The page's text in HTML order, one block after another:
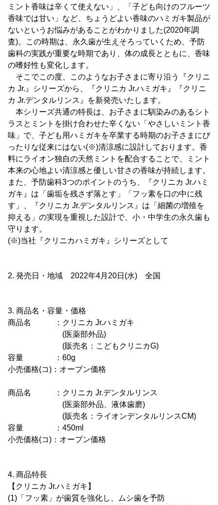
ミント香味は辛くて使えない」、「子ども向けのフルーツ
香味では甘い」など、ちょうどよい香味のハミガキ製品が
ないというお悩みがあることがわかりました(2020年調
査)。この時期は、永久歯が生えそろっていくため、予防
歯科の実践が重要な時期であり、体の成長とともに、香味
の嗜好性も変化します。
そこでこの度、このようなお子さまに寄り沿う『クリニ
カ Jr.』シリーズから、『クリニカ Jr.ハミガキ』『クリニ
カ Jr.デンタルリンス』を新発売いたします。
本シリーズ共通の特長は、お子さまに馴染みのあるシト
ラスとミントを掛け合わせた辛くない「やさしいミント香
味」で、子ども用ハミガキを卒業する時期のお子さまにぴ
ったりな従来にはない(※)清涼感に設計しております。香
料にライオン独自の天然ミントを配合することで、ミント
本来の心地よい清涼感と優しい甘さの香味が持続します。
また、予防歯科3つのポイントのうち、『クリニカ Jr.ハミ
ガキ』は「歯垢を残さず落とす」「フッ素を口の中に残
す」、『クリニカ Jr.デンタルリンス』は「細菌の増殖を
抑える」の実現を重視した設計で、小・中学生の永久歯も
守ります。
(※)当社『クリニカハミガキ』シリーズとして
2. 発売日・地域 2022年4月20日(水) 全国
3. 商品名・容量・価格
商品名 ：クリニカ Jr.ハミガキ
(医薬部外品)
(販売名：こどもクリニカG)
容量 ：60g
小売価格(コ)：オープン価格
商品名 ：クリニカ Jr.デンタルリンス
(医薬部外品、液体歯磨)
(販売名：ライオンデンタルリンスCM)
容量 ：450ml
小売価格(コ)：オープン価格
4. 商品特長
【クリニカ Jr.ハミガキ】
(1)「フッ素」が歯質を強化し、ムシ歯を予防